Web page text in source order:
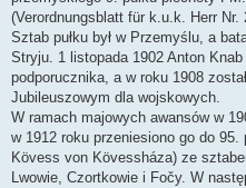
(Verordnungsblatt für k.u.k. Herr Nr.
Sztab pułku był w Przemyślu, a
Stryju. 1 listopada 1902 Anton Knab
podporucznika, a w roku 1908
Jubileuszowym dla wojskowych.
W ramach majowych awansów w
w 1912 roku przeniesiono go do 95.
Kövess von Kövessháza) ze
Lwowie, Czortkowie i Fočy. W